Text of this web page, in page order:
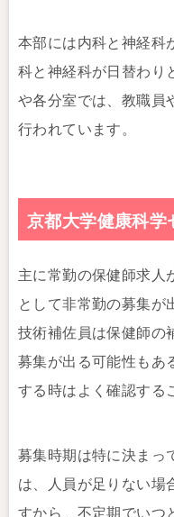
本部には内科と神経科
科と神経科が日替わり
や各分室では、教職員
行われています。
京都大学健康科学
主に常勤の保健師求人
として非常勤の募集が
技術補佐員は保健師の
募集が出る可能性もあ
する時はよく確認する
募集時期は特に決まっ
は、人員が足りない場
すから、不定期でいつ